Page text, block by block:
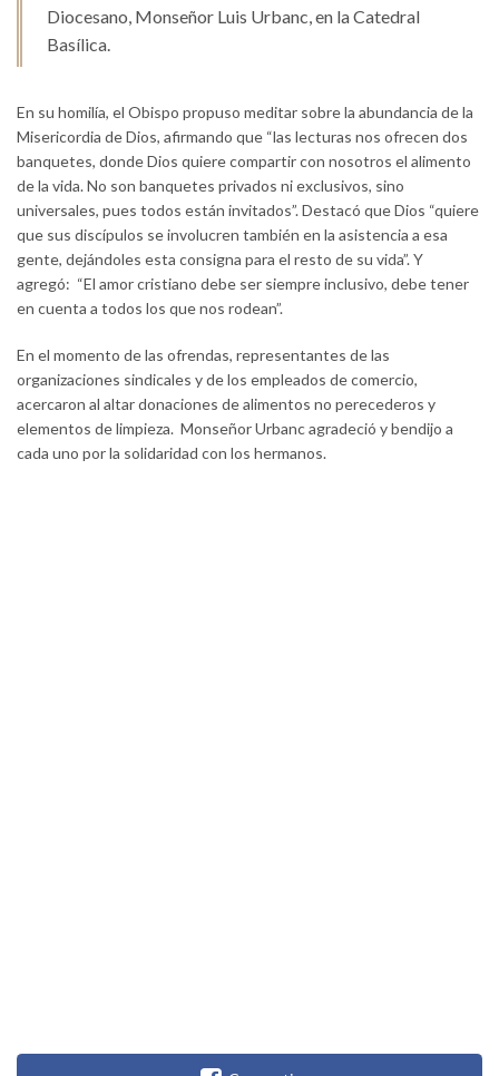
Diocesano, Monseñor Luis Urbanc, en la Catedral
Basílica.
En su homilía, el Obispo propuso meditar sobre la abundancia de la
Misericordia de Dios, afirmando que “las lecturas nos ofrecen dos
banquetes, donde Dios quiere compartir con nosotros el alimento
de la vida. No son banquetes privados ni exclusivos, sino
universales, pues todos están invitados”. Destacó que Dios “quiere
que sus discípulos se involucren también en la asistencia a esa
gente, dejándoles esta consigna para el resto de su vida”. Y
agregó: “El amor cristiano debe ser siempre inclusivo, debe tener
en cuenta a todos los que nos rodean”.
En el momento de las ofrendas, representantes de las
organizaciones sindicales y de los empleados de comercio,
acercaron al altar donaciones de alimentos no perecederos y
elementos de limpieza. Monseñor Urbanc agradeció y bendijo a
cada uno por la solidaridad con los hermanos.